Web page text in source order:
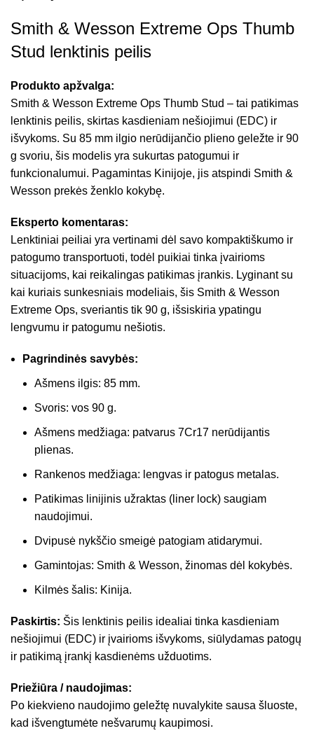
Smith & Wesson Extreme Ops Thumb
Stud lenktinis peilis
Produkto apžvalga:
Smith & Wesson Extreme Ops Thumb Stud – tai patikimas
lenktinis peilis, skirtas kasdieniam nešiojimui (EDC) ir
išvykoms. Su 85 mm ilgio nerūdijančio plieno geležte ir 90
g svoriu, šis modelis yra sukurtas patogumui ir
funkcionalumui. Pagamintas Kinijoje, jis atspindi Smith &
Wesson prekės ženklo kokybę.
Eksperto komentaras:
Lenktiniai peiliai yra vertinami dėl savo kompaktiškumo ir
patogumo transportuoti, todėl puikiai tinka įvairioms
situacijoms, kai reikalingas patikimas įrankis. Lyginant su
kai kuriais sunkesniais modeliais, šis Smith & Wesson
Extreme Ops, sveriantis tik 90 g, išsiskiria ypatingu
lengvumu ir patogumu nešiotis.
Pagrindinės savybės:
Ašmens ilgis: 85 mm.
Svoris: vos 90 g.
Ašmens medžiaga: patvarus 7Cr17 nerūdijantis
plienas.
Rankenos medžiaga: lengvas ir patogus metalas.
Patikimas linijinis užraktas (liner lock) saugiam
naudojimui.
Dvipusė nykščio smeigė patogiam atidarymui.
Gamintojas: Smith & Wesson, žinomas dėl kokybės.
Kilmės šalis: Kinija.
Paskirtis: Šis lenktinis peilis idealiai tinka kasdieniam
nešiojimui (EDC) ir įvairioms išvykoms, siūlydamas patogų
ir patikimą įrankį kasdienėms užduotims.
Priežiūra / naudojimas:
Po kiekvieno naudojimo geležtę nuvalykite sausa šluoste,
kad išvengtumėte nešvarumų kaupimosi.